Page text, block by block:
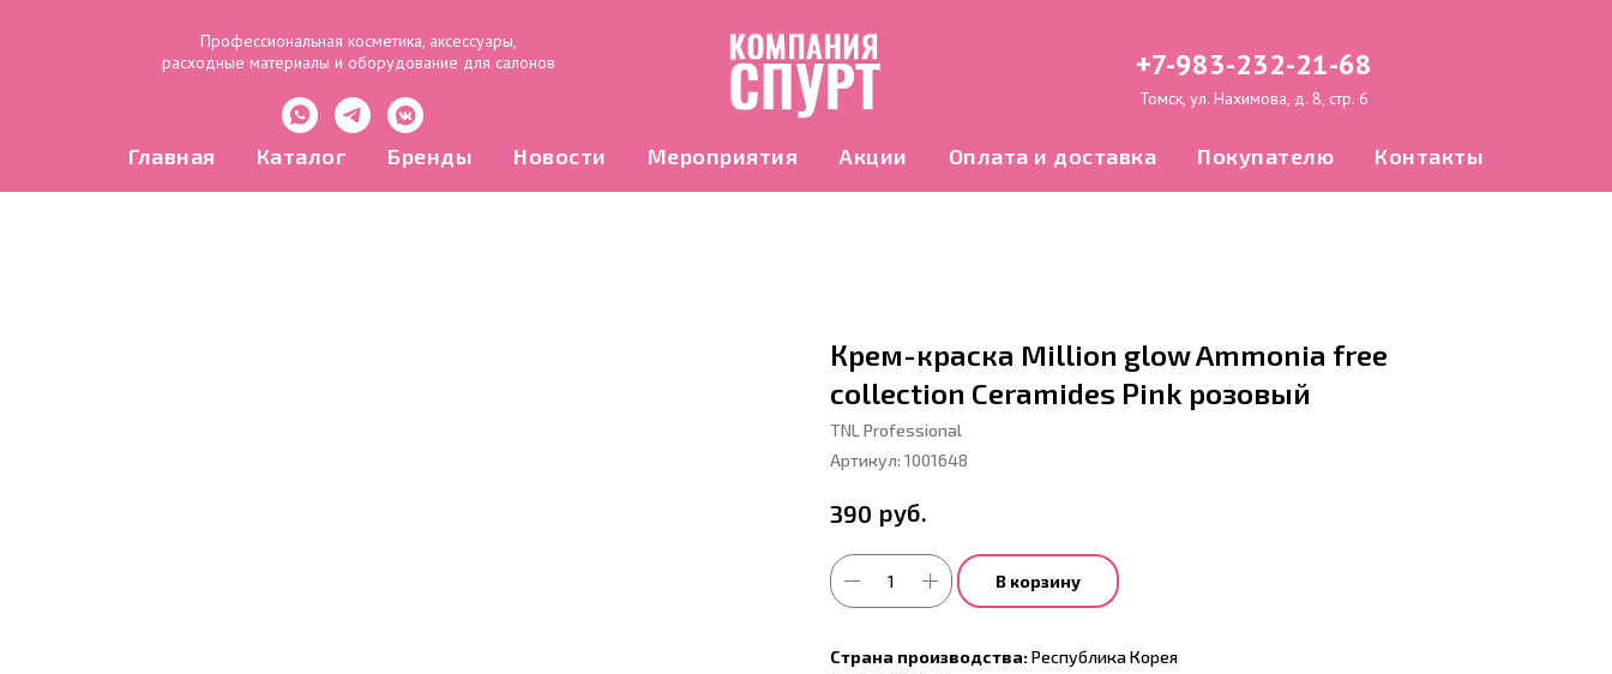
Профессиональная косметика, аксессуары,
расходные материалы и оборудование для салонов
+7-983-232-21-68
Томск, ул. Нахимова, д. 8, стр. 6
Главная Каталог Бренды Новости Мероприятия Акции Оплата и доставка Покупателю Контакты
Крем-краска Million glow Ammonia free
collection Ceramides Pink розовый
TNL Professional
Артикул: 1001648
390 руб.
В корзину
Страна производства:Республика Корея